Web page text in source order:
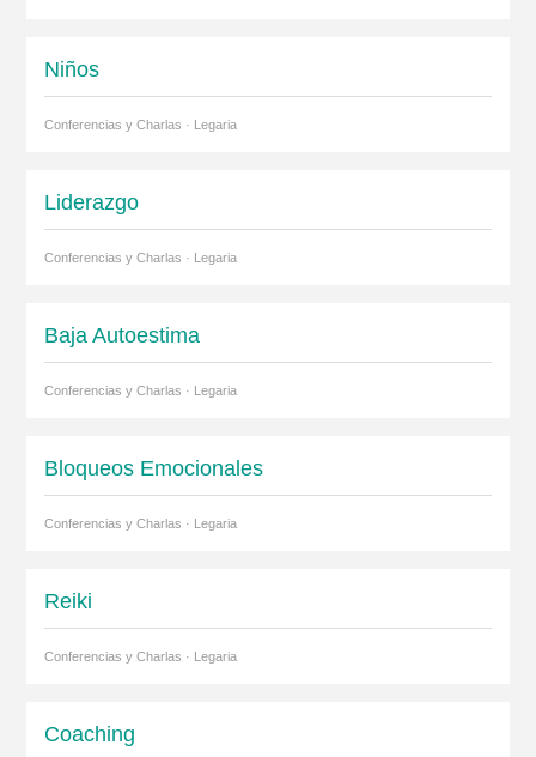
Niños
Conferencias y Charlas · Legaria
Liderazgo
Conferencias y Charlas · Legaria
Baja Autoestima
Conferencias y Charlas · Legaria
Bloqueos Emocionales
Conferencias y Charlas · Legaria
Reiki
Conferencias y Charlas · Legaria
Coaching